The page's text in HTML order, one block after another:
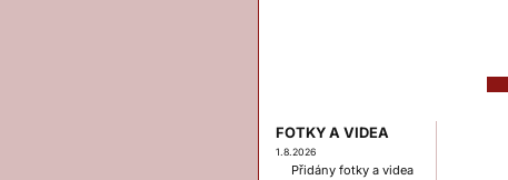
FOTKY A VIDEA
1.8.2026
Přidány fotky a videa